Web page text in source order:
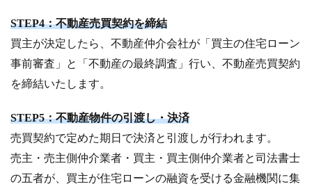
STEP4：不動産売買契約を締結
買主が決定したら、不動産仲介会社が「買主の住宅ローン
事前審査」と「不動産の最終調査」行い、不動産売買契約
を締結いたします。
STEP5：不動産物件の引渡し・決済
売買契約で定めた期日で決済と引渡しが行われます。
売主・売主側仲介業者・買主・買主側仲介業者と司法書士
の五者が、買主が住宅ローンの融資を受ける金融機関に集